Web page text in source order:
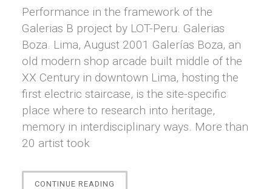
Performance in the framework of the
Galerias B project by LOT-Peru. Galerias
Boza. Lima, August 2001 Galerías Boza, an
old modern shop arcade built middle of the
XX Century in downtown Lima, hosting the
first electric staircase, is the site-specific
place where to research into heritage,
memory in interdisciplinary ways. More than
20 artist took
CONTINUE READING